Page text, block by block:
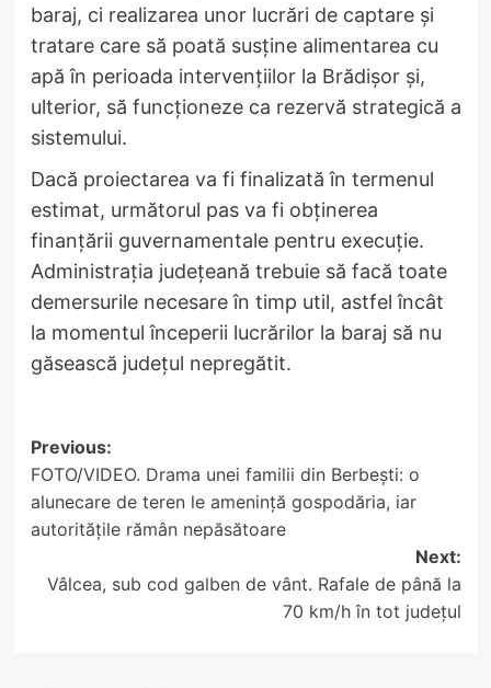
baraj, ci realizarea unor lucrări de captare și
tratare care să poată susține alimentarea cu
apă în perioada intervențiilor la Brădișor și,
ulterior, să funcționeze ca rezervă strategică a
sistemului.
Dacă proiectarea va fi finalizată în termenul
estimat, următorul pas va fi obținerea
finanțării guvernamentale pentru execuție.
Administrația județeană trebuie să facă toate
demersurile necesare în timp util, astfel încât
la momentul începerii lucrărilor la baraj să nu
găsească județul nepregătit.
Post
navigation
Previous:
FOTO/VIDEO. Drama unei familii din Berbești: o
alunecare de teren le amenință gospodăria, iar
autoritățile rămân nepăsătoare
Next:
Vâlcea, sub cod galben de vânt. Rafale de până la
70 km/h în tot județul